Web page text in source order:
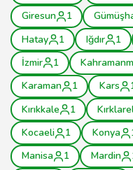
Giresun
1
Hatay
1 Iğdır 1
İzmir
1
Karaman
1 Kars
Kırıkkale
1
Kocaeli
1 Konya
Manisa
1 Mardin